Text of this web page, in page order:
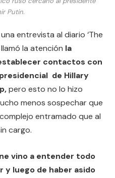
Putin.
entrevista al diario ‘The
llamó la atención la
contactos con
de Hillary
pero esto no lo hizo
menos sospechar que
entramado que al
cargo.
vino a entender todo
y luego de haber asido